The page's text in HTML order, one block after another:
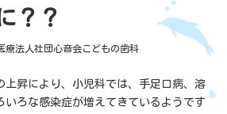
？？
療法人社団心音会こどもの歯科
上昇により、小児科では、手足口病、溶
いろな感染症が増えてきているようです